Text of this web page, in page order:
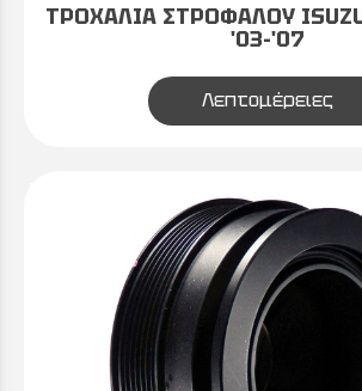
ΤΡΟΧΑΛΙΑ ΣΤΡΟΦΑΛΟΥ
'03-'07
Λεπτομέρειες